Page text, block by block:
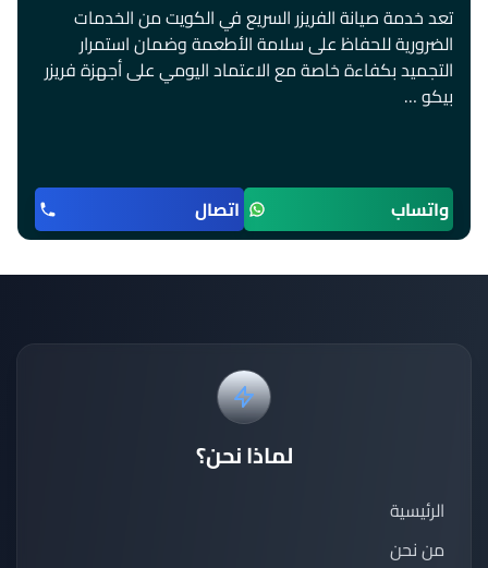
تعد خدمة صيانة الفريزر السريع في الكويت من الخدمات
الضرورية للحفاظ على سلامة الأطعمة وضمان استمرار
التجميد بكفاءة خاصة مع الاعتماد اليومي على أجهزة فريزر
بيكو …
واتساب اتصال
لماذا نحن؟
الرئيسية
من نحن